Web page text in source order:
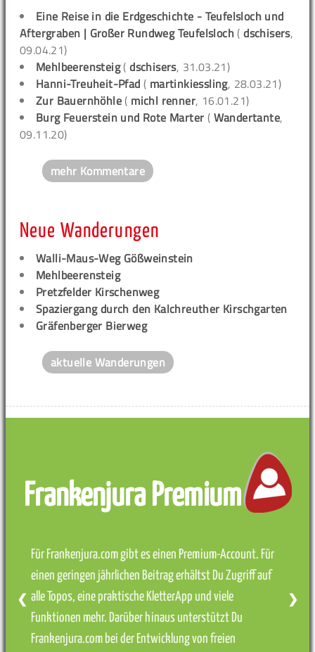
Eine Reise in die Erdgeschichte - Teufelsloch und
Aftergraben | Großer Rundweg Teufelsloch (dschisers,
09.04.21)
Mehlbeerensteig(dschisers, 31.03.21)
Hanni-Treuheit-Pfad ( martinkiessling, 28.03.21)
Zur Bauernhöhle ( michl renner, 16.01.21)
Burg Feuerstein und Rote Marter ( Wandertante,
09.11.20)
mehr Kommentare
Neue Wanderungen
Walli-Maus-Weg Gößweinstein
Mehlbeerensteig
Pretzfelder Kirschenweg
Spaziergang durch den Kalchreuther Kirschgarten
Gräfenberger Bierweg
aktuelle Wanderungen
Frankenjura Premium
Für Frankenjura.com gibt es einen Premium-Account. Für
einen geringen jährlichen Beitrag erhältst Du Zugriff auf
alle Topos, eine praktische KletterApp und viele
Funktionen mehr. Darüber hinaus unterstützt Du
Frankenjura.com bei der Entwicklung von freien
❮ ❯